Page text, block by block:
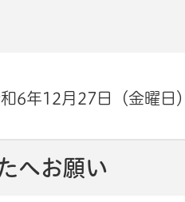
6年12月27日（金曜日）
へお願い